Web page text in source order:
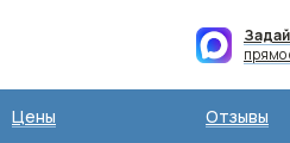
прямо
Цены Отзывы